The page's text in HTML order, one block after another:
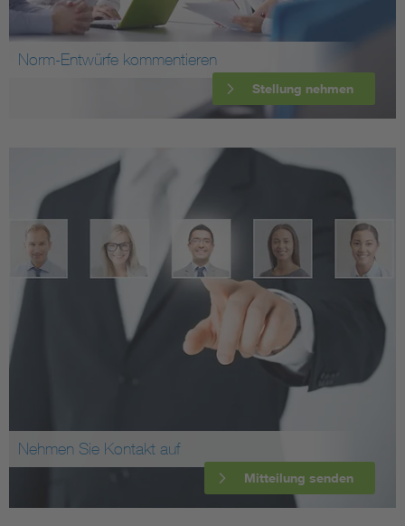
Norm-Entwürfe kommentieren
Stellung nehmen
Nehmen Sie Kontakt auf
Mitteilung senden